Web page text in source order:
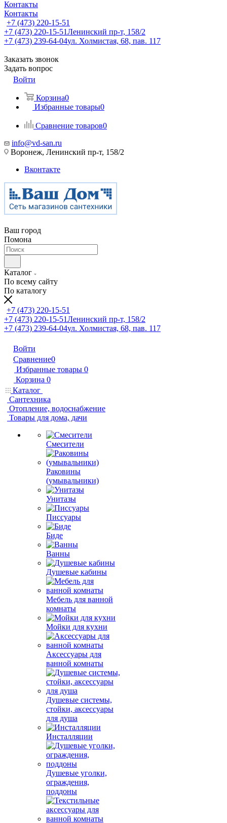
Контакты
Контакты
+7 (473) 220-15-51
+7 (473) 220-15-51Ленинский пр-т, 158/2
+7 (473) 239-64-04ул. Холмистая, 68, пав. 117
Заказать звонок
Задать вопрос
Войти
Корзина0
Избранные товары0
Сравнение товаров0
info@vd-san.ru
Воронеж, Ленинский пр-т, 158/2
Вконтакте
Ваш город
Помона
Каталог
По всему сайту
По каталогу
+7 (473) 220-15-51
+7 (473) 220-15-51Ленинский пр-т, 158/2
+7 (473) 239-64-04ул. Холмистая, 68, пав. 117
Войти
Сравнение0
Избранные товары 0
Корзина 0
Каталог
Сантехника
Отопление, водоснабжение
Товары для дома, дачи
Смесители
Раковины
(умывальники)
Унитазы
Писсуары
Биде
Ванны
Душевые кабины
Мебель для ванной
комнаты
Мойки для кухни
Аксессуары для
ванной комнаты
Душевые системы,
стойки, аксессуары
для душа
Инсталляции
Душевые уголки,
ограждения,
поддоны